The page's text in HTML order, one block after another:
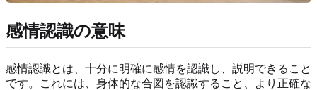
感情認識の意味
感情認識とは、十分に明確に感情を認識し、説明できること
です。これには、身体的な合図を認識すること、より正確な